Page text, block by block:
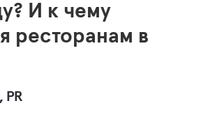
И к чему
ресторанам в
PR